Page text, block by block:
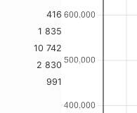
416
1 835
10 742
2 830
991